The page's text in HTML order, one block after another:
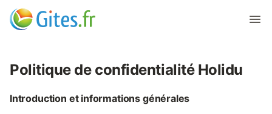
Politique de confidentialité Holidu
Introduction et informations générales